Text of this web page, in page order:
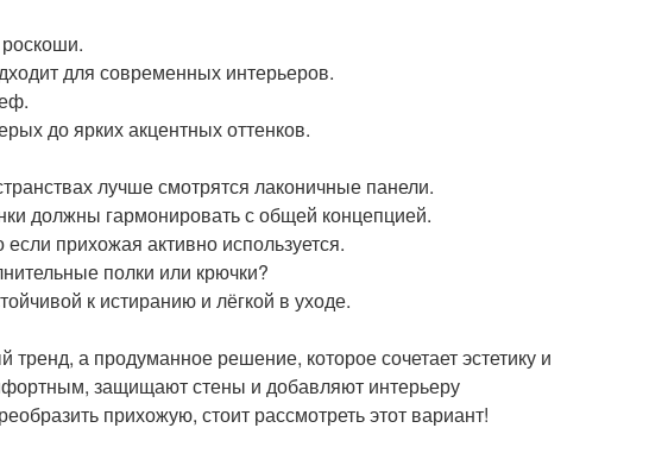
для современных интерьеров.
до ярких акцентных оттенков.
лучше смотрятся лаконичные панели.
должны гармонировать с общей концепцией.
прихожая активно используется.
полки или крючки?
к истиранию и лёгкой в уходе.
а продуманное решение, которое сочетает эстетику и
защищают стены и добавляют интерьеру
прихожую, стоит рассмотреть этот вариант!